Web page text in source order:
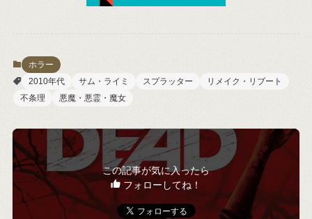
ホラー
2010年代
サム・ライミ スプラッター
リメイク・リブート
不条理
悪魔・悪霊・魔女
この記事が気に入ったら
フォローしてね！